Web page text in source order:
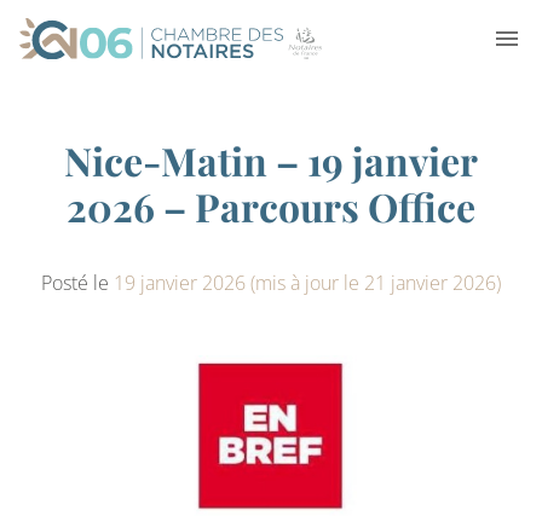
Nice-Matin – 19 janvier
2026 – Parcours Office
Posté le 19 janvier 2026(mis à jour le 21 janvier 2026)